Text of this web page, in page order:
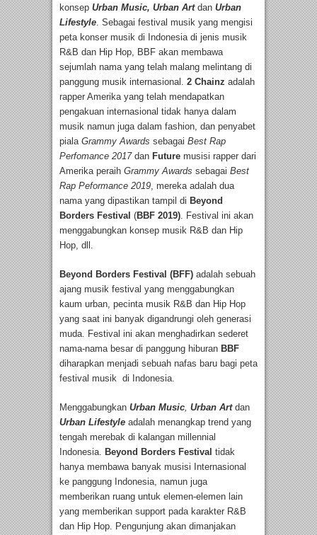
konsep Urban Music, Urban Art dan Urban
Lifestyle. Sebagai festival musik yang mengisi
peta konser musik di Indonesia di jenis musik
R&B dan Hip Hop, BBF akan membawa
sejumlah nama yang telah malang melintang di
panggung musik internasional. 2 Chainz adalah
rapper Amerika yang telah mendapatkan
pengakuan internasional tidak hanya dalam
musik namun juga dalam fashion, dan penyabet
piala Grammy Awards sebagai Best Rap
Perfomance 2017dan Future musisi rapper dari
Amerika peraih Grammy Awards sebagai Best
Rap Peformance 2019, mereka adalah dua
nama yang dipastikan tampil di Beyond
Borders Festival (BBF 2019). Festival ini akan
menggabungkan konsep musik R&B dan Hip
Hop, dll.
Beyond Borders Festival (BFF) adalah sebuah
ajang musik festival yang menggabungkan
kaum urban, pecinta musik R&B dan Hip Hop
yang saat ini banyak digandrungi oleh generasi
muda. Festival ini akan menghadirkan sederet
nama-nama besar di panggung hiburan BBF
diharapkan menjadi sebuah nafas baru bagi peta
festival musik di Indonesia.
Menggabungkan Urban Music, Urban Artdan
Urban Lifestyle adalah menangkap trend yang
tengah merebak di kalangan millennial
Indonesia. Beyond Borders Festival tidak
hanya membawa banyak musisi Internasional
ke panggung Indonesia, namun juga
memberikan ruang untuk elemen-elemen lain
yang memberikan support pada karakter R&B
dan Hip Hop. Pengunjung akan dimanjakan